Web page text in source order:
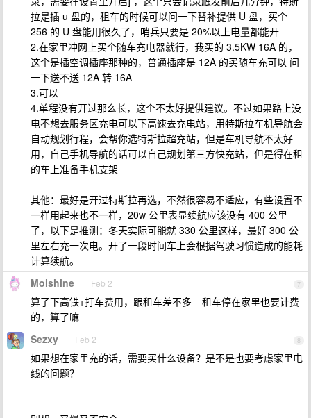
拉是插 u 盘的，租车的时候可以问一下替补提供 U 盘，买个
256 的 U 盘能用很久了，哨兵只要是 20%以上电量都能开
2.在家里冲网上买个随车充电器就行，我买的 3.5KW 16A 的，
这个是插空调插座那种的，普通插座是 12A 的买随车充可以 问
一下送不送 12A 转 16A
3.可以
4.单程没有开过那么长，这个不太好提供建议。不过如果路上没
电不想去服务区充电可以下高速去充电站，用特斯拉车机导航会
自动规划行程，会帮你选特斯拉超充站，但是车机导航不太好
用，自己手机导航的话可以自己规划第三方快充站，但是得在租
的车上准备手机支架
其他：最好是开过特斯拉再选，不然很容易不适应，有些设置不
一样用起来也不一样，20w 公里表显续航应该没有 400 公里
了，以下是推测：冬天实际可能就 330 公里这样，最好 300 公
里左右充一次电。开了一段时间车上会根据驾驶习惯造成的能耗
计算续航。
7
Moishine Feb 2
算了下高铁+打车费用，跟租车差不多---租车停在家里也要计费
的，算了嘛
8
Sezxy Feb 2
如果想在家里充的话，需要买什么设备？是不是也要考虑家里电
线的问题？
--------------------------